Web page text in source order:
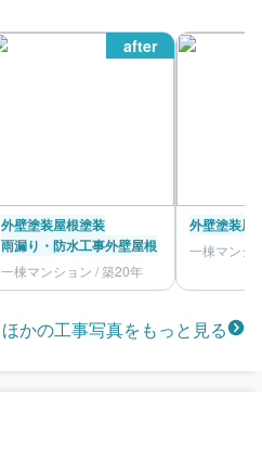
after
外壁塗装屋根塗装
雨漏り・防水工事外壁屋根
一棟マンション / 築20年
外壁塗装屋
一棟マンシ
ほかの工事写真をもっと見る